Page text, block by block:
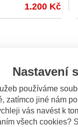
Nastavení
používáme
zatímco jiné nám
vás navést k
všech cookies?
1.200 Kč